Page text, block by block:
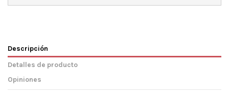
Descripción
Detalles de producto
Opiniones